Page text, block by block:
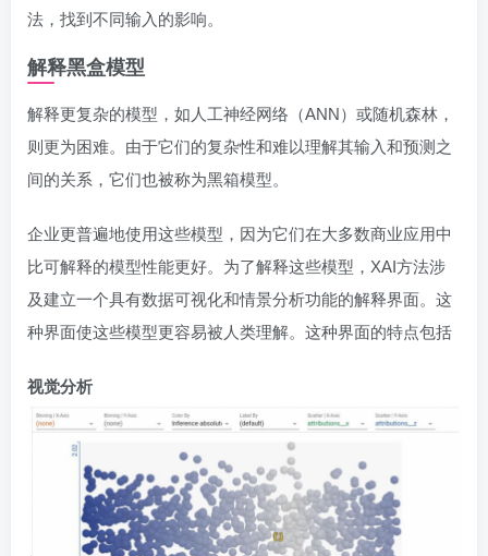
法，找到不同输入的影响。
解释黑盒模型
解释更复杂的模型，如人工神经网络（ANN）或随机森林，
则更为困难。由于它们的复杂性和难以理解其输入和预测之
间的关系，它们也被称为黑箱模型。
企业更普遍地使用这些模型，因为它们在大多数商业应用中
比可解释的模型性能更好。为了解释这些模型，XAI方法涉
及建立一个具有数据可视化和情景分析功能的解释界面。这
种界面使这些模型更容易被人类理解。这种界面的特点包括
视觉分析